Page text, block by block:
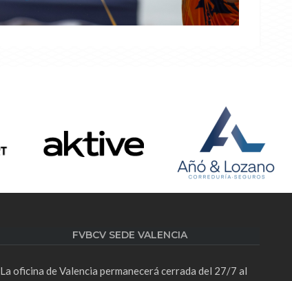
FVBCV SEDE VALENCIA
La oficina de Valencia permanecerá cerrada del 27/7 al